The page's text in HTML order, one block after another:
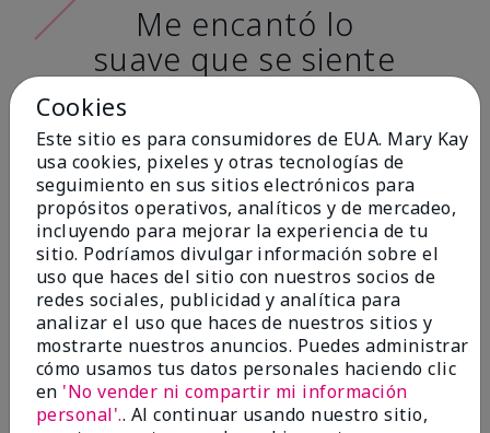
Me encantó lo
suave que se siente
al aplicarla. Tiene
un acabado mate
muy bonito y no se
siente pastosa en la
piel. (tono de piel:
claro)
Ailime A., Tampa, Fla.
Cookies
Este sitio es para consumidores de EUA. Mary Kay
usa cookies, pixeles y otras tecnologías de
seguimiento en sus sitios electrónicos para
propósitos operativos, analíticos y de mercadeo,
incluyendo para mejorar la experiencia de tu
sitio. Podríamos divulgar información sobre el
uso que haces del sitio con nuestros socios de
redes sociales, publicidad y analítica para
analizar el uso que haces de nuestros sitios y
mostrarte nuestros anuncios. Puedes administrar
cómo usamos tus datos personales haciendo clic
en 'No vender ni compartir mi información
personal'.. Al continuar usando nuestro sitio,